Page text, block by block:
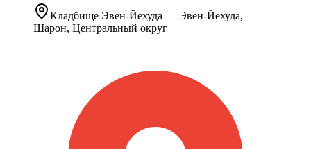
Кладбище Эвен-Йехуда — Эвен-Йехуда,
Шарон, Центральный округ